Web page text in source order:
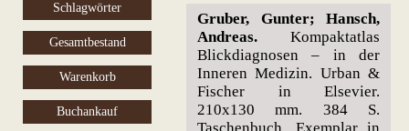
Schlagwörter
Gesamtbestand
Warenkorb
Buchankauf
Gruber, Gunter; Hansch,
Andreas. Kompaktatlas
Blickdiagnosen – in der
Inneren Medizin. Urban &
Fischer in Elsevier.
210x130 mm. 384 S.